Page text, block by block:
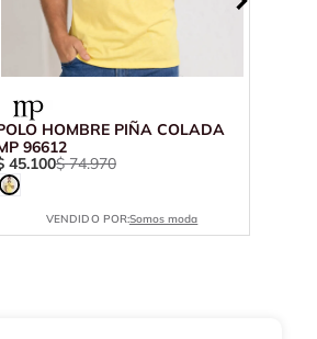
HOMBRE PIÑA COLADA
96612
45.100$ 74.970
VENDIDO POR:Somos moda